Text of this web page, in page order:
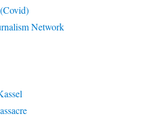
Network